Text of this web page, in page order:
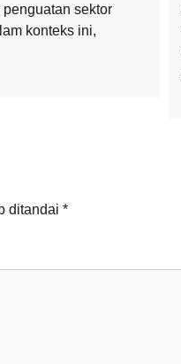
sektor
konteks ini,
ditandai *